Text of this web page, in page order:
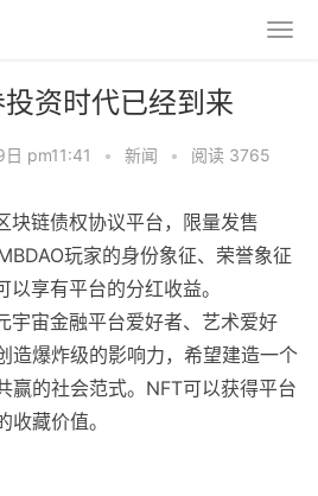
资时代已经到来
pm11:41 • 新闻 • 阅读 3765
块链债权协议平台，限量发售
玩家的身份象征、荣誉象征
享有平台的分红收益。
宇宙金融平台爱好者、艺术爱好
造爆炸级的影响力，希望建造一个
赢的社会范式。NFT可以获得平台
藏价值。